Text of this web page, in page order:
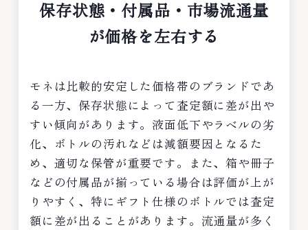
保存状態・付属品・市場流通量
が価格を左右する
モネは比較的安定した価格帯のブランドであ
る一方、保存状態によって査定額に差が出や
すい傾向があります。液面低下やラベルの劣
化、ボトルの汚れなどは減額要因となるた
め、適切な保管が重要です。また、箱や冊子
などの付属品が揃っている場合は評価が上が
りやすく、特にギフト仕様のボトルでは査定
額に差が出ることがあります。流通量が多く